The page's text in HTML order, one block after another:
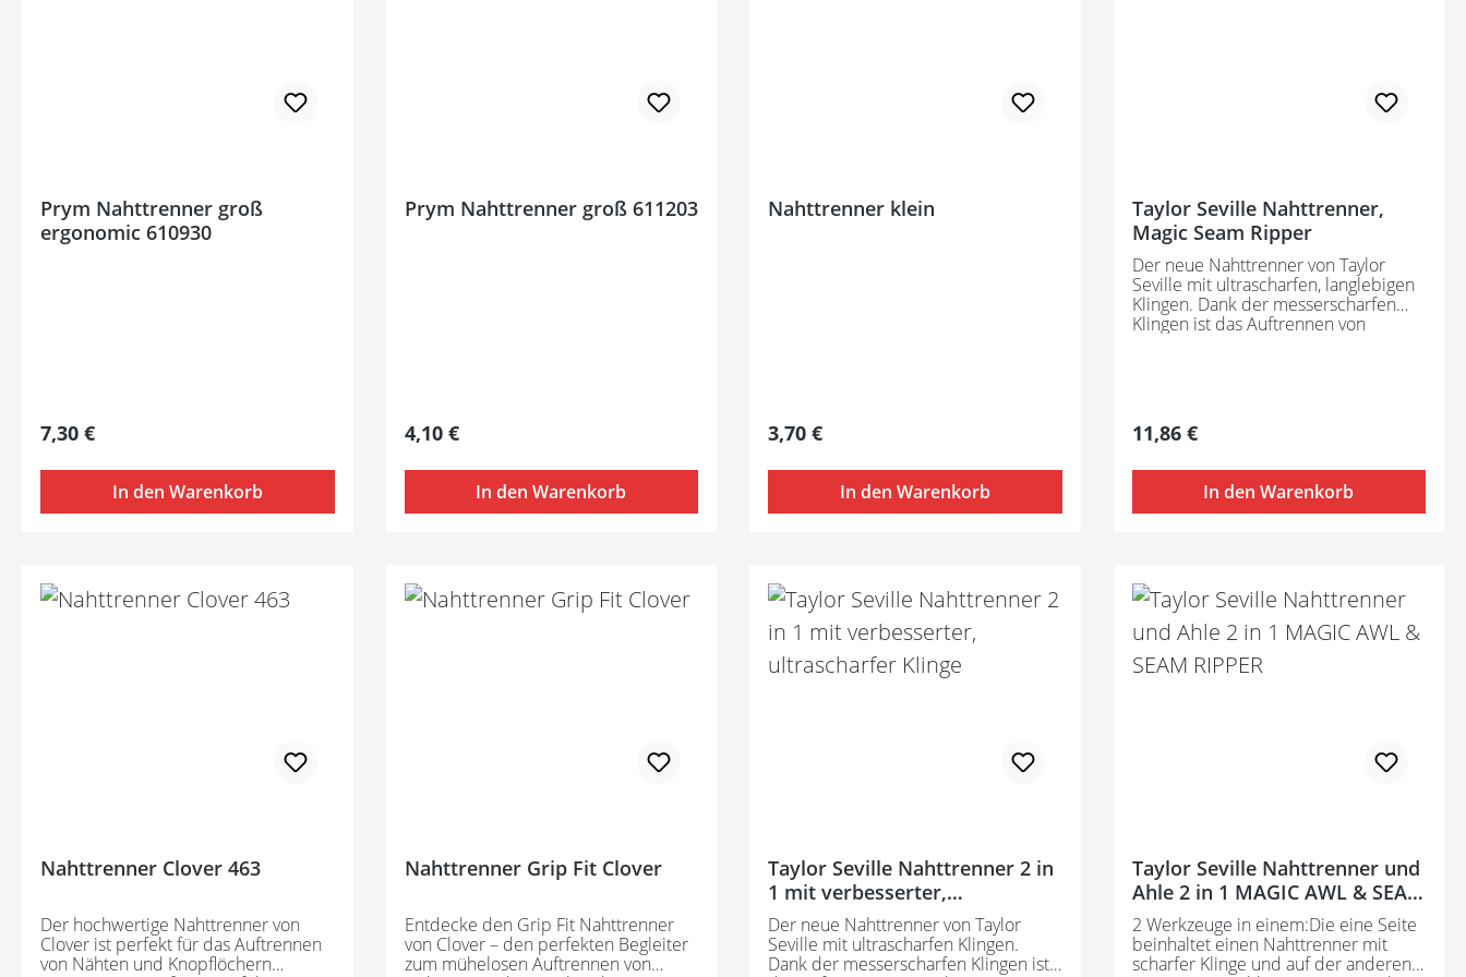
Prym Nahttrenner groß
ergonomic 610930
Regulärer Preis:
7,30 €
In den Warenkorb
Prym Nahttrenner groß 611203
Regulärer Preis:
4,10 €
In den Warenkorb
Nahttrenner klein
Regulärer Preis:
3,70 €
In den Warenkorb
Taylor Seville Nahttrenner,
Magic Seam Ripper
Der neue Nahttrenner von Taylor
Seville mit ultrascharfen, langlebigen
Klingen. Dank der messerscharfen
Klingen ist das Auftrennen von
Regulärer Preis:
11,86 €
In den Warenkorb
Nahttrenner Clover 463
Der hochwertige Nahttrenner von
Clover ist perfekt für das Auftrennen
von Nähten und Knopflöchern
Nahttrenner Grip Fit Clover
Entdecke den Grip Fit Nahttrenner
von Clover – den perfekten Begleiter
zum mühelosen Auftrennen von
Taylor Seville Nahttrenner 2 in
1 mit verbesserter,
ultrascharfer Klinge
Der neue Nahttrenner von Taylor
Seville mit ultrascharfen Klingen.
Dank der messerscharfen Klingen ist
Taylor Seville Nahttrenner und
Ahle 2 in 1 MAGIC AWL & SEAM
RIPPER
2 Werkzeuge in einem:Die eine Seite
beinhaltet einen Nahttrenner mit
scharfer Klinge und auf der anderen